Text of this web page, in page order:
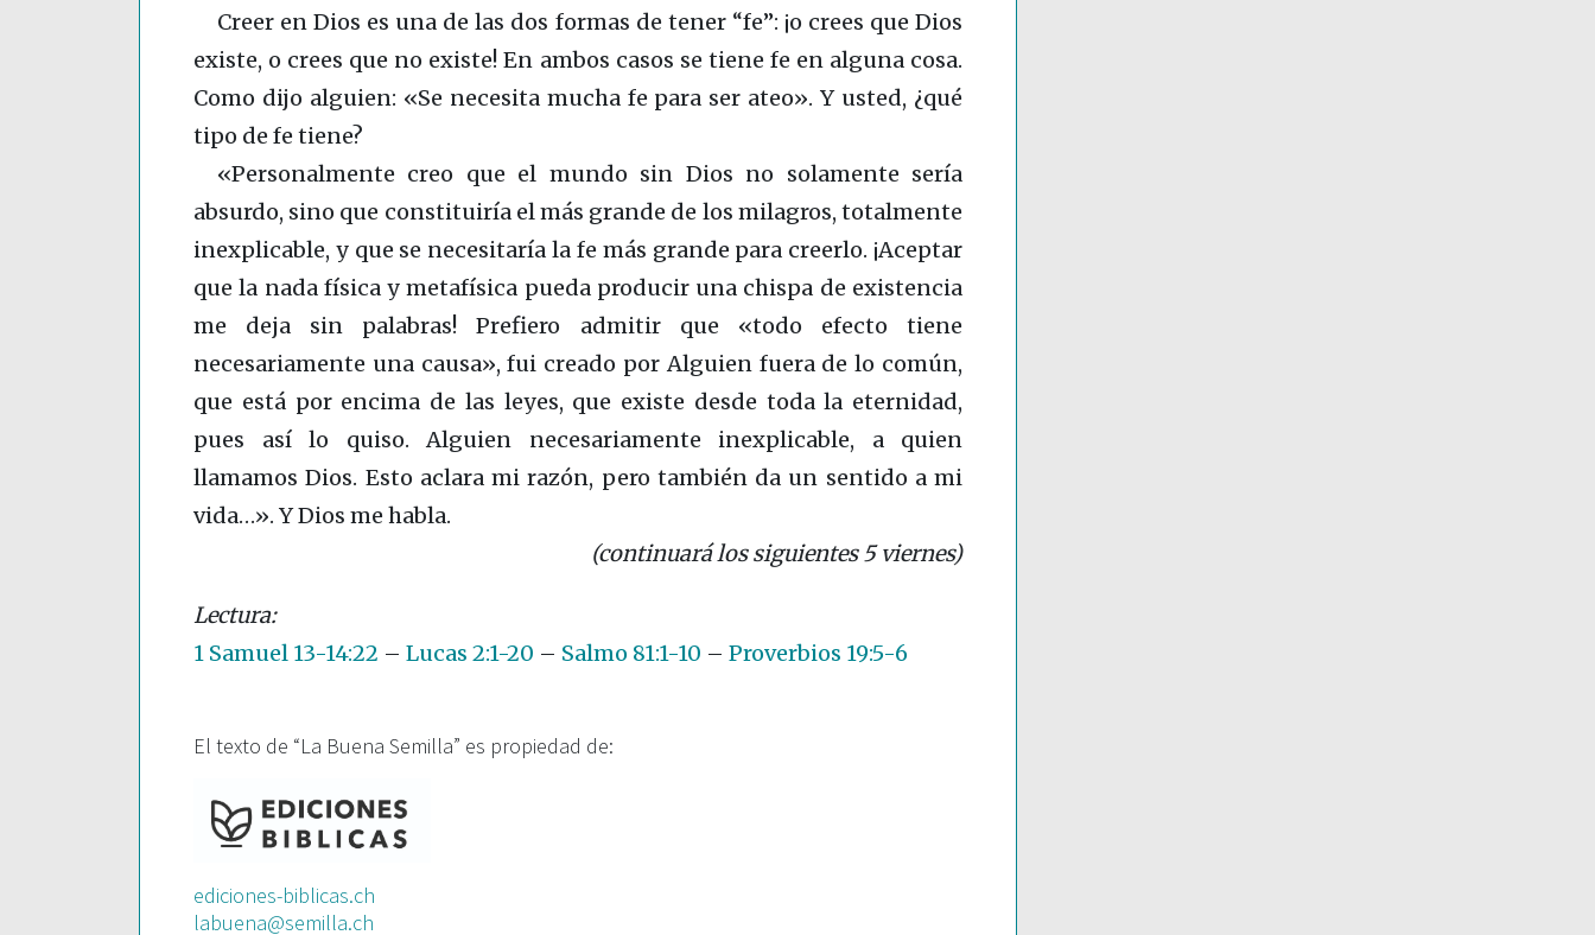
Creer en Dios es una de las dos formas de tener “fe”: ¡o crees que Dios
existe, o crees que no existe! En ambos casos se tiene fe en alguna cosa.
Como dijo alguien: «Se necesita mucha fe para ser ateo». Y usted, ¿qué
tipo de fe tiene?
«Personalmente creo que el mundo sin Dios no solamente sería
absurdo, sino que constituiría el más grande de los milagros, totalmente
inexplicable, y que se necesitaría la fe más grande para creerlo. ¡Aceptar
que la nada física y metafísica pueda producir una chispa de existencia
me deja sin palabras! Prefiero admitir que «todo efecto tiene
necesariamente una causa», fui creado por Alguien fuera de lo común,
que está por encima de las leyes, que existe desde toda la eternidad,
pues así lo quiso. Alguien necesariamente inexplicable, a quien
llamamos Dios. Esto aclara mi razón, pero también da un sentido a mi
vida…». Y Dios me habla.
(continuará los siguientes 5 viernes)
1 Samuel 13-14:22 – Lucas 2:1-20 – Salmo 81:1-10 – Proverbios 19:5-6
El texto de “La Buena Semilla” es propiedad de:
ediciones-biblicas.ch
labuena@semilla.ch